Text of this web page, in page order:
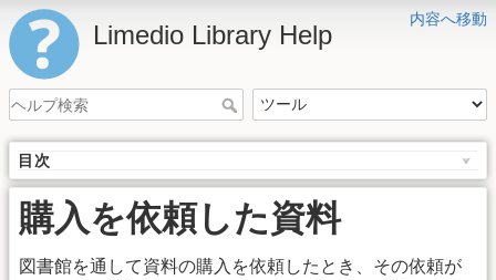
内容へ移動
Limedio Library Help
目次
購入を依頼した資料
図書館を通して資料の購入を依頼したとき、その依頼が